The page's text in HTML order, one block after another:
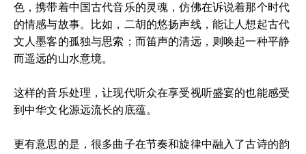
色，携带着中国古代音乐的灵魂，仿佛在诉说着那个时代
的情感与故事。比如，二胡的悠扬声线，能让人想起古代
文人墨客的孤独与思索；而笛声的清远，则唤起一种平静
而遥远的山水意境。
这样的音乐处理，让现代听众在享受视听盛宴的也能感受
到中华文化源远流长的底蕴。
更有意思的是，很多曲子在节奏和旋律中融入了古诗的韵